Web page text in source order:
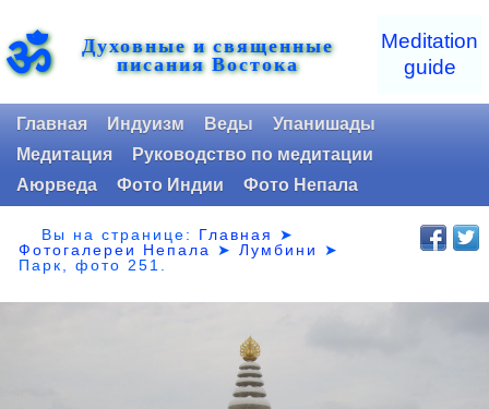
ॐ Духовные и священные
писания Востока
Meditation
guide
Главная Индуизм Веды
Упанишады
Медитация
Руководство по медитации
Аюрведа
Фото Индии Фото Непала
Вы на странице: Главная
➤
Фотогалереи Непала
➤Лумбини
➤
Парк,фото 251.